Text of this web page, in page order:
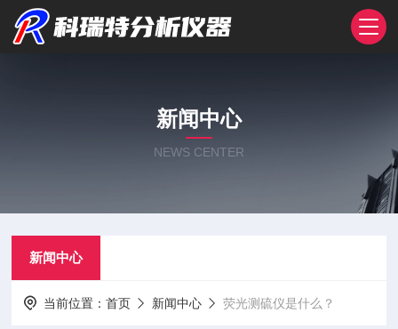
新闻中心
NEWS CENTER
新闻中心
当前位置：首页 新闻中心 荧光测硫仪是什么？